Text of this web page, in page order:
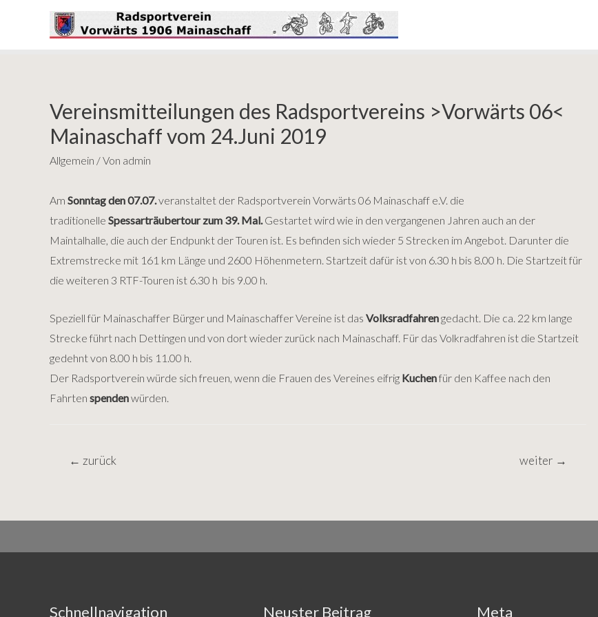
Vereinsmitteilungen des Radsportvereins >Vorwärts 06<
Mainaschaff vom 24.Juni 2019
Allgemein / Von admin
Am Sonntag den 07.07.veranstaltet der Radsportverein Vorwärts 06 Mainaschaff e.V. die
traditionelle Spessarträubertour zum 39. Mal.Gestartet wird wie in den vergangenen Jahren auch an der
Maintalhalle, die auch der Endpunkt der Touren ist. Es befinden sich wieder 5 Strecken im Angebot. Darunter die
Extremstrecke mit 161 km Länge und 2600 Höhenmetern. Startzeit dafür ist von 6.30 h bis 8.00 h. Die Startzeit für
die weiteren 3 RTF-Touren ist 6.30 h bis 9.00 h.
Speziell für Mainaschaffer Bürger und Mainaschaffer Vereine ist das Volksradfahrengedacht. Die ca. 22 km lange
Strecke führt nach Dettingen und von dort wieder zurück nach Mainaschaff. Für das Volkradfahren ist die Startzeit
gedehnt von 8.00 h bis 11.00 h.
Der Radsportverein würde sich freuen, wenn die Frauen des Vereines eifrig Kuchenfür den Kaffee nach den
Fahrten spendenwürden.
Beitragsnavigation
← zurück weiter →
Schnellnavigation Neuster Beitrag Meta